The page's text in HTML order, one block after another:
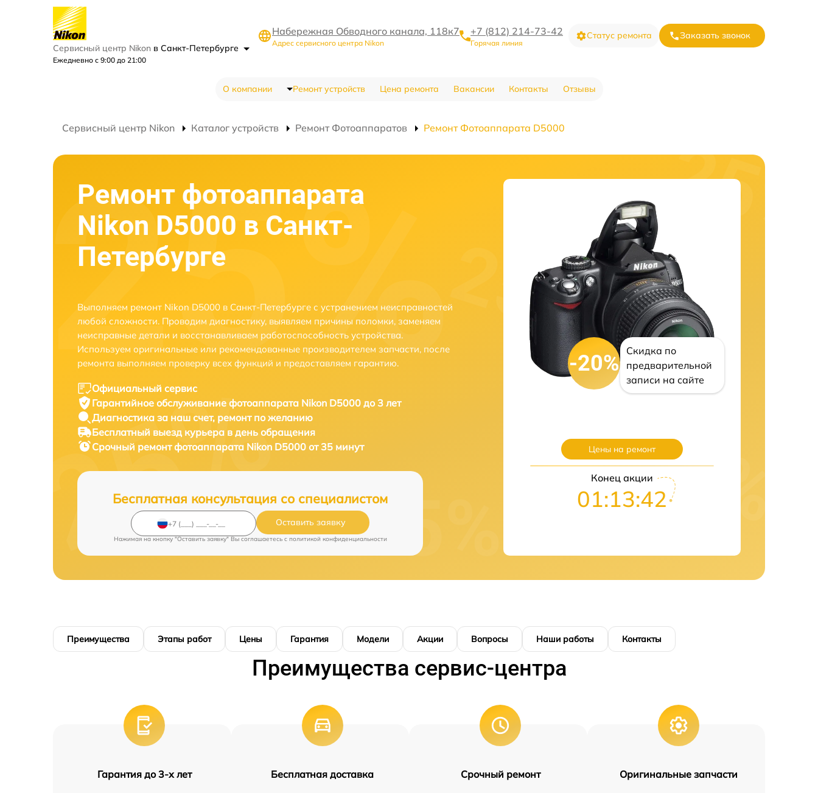
Сервисный центр Nikon в Санкт-Петербурге
Ежедневно с 9:00 до 21:00
Набережная Обводного канала, 118к7
Адрес сервисного центра Nikon
+7 (812) 214-73-42
Горячая линия
Статус ремонта Заказать звонок
О компании Ремонт устройств Цена ремонта Вакансии Контакты Отзывы
Сервисный центр Nikon Каталог устройств Ремонт Фотоаппаратов Ремонт Фотоаппарата D5000
Ремонт фотоаппарата
Nikon D5000 в Санкт-
Петербурге
Выполняем ремонт Nikon D5000 в Санкт-Петербурге с устранением неисправностей
любой сложности. Проводим диагностику, выявляем причины поломки, заменяем
неисправные детали и восстанавливаем работоспособность устройства.
Используем оригинальные или рекомендованные производителем запчасти, после
ремонта выполняем проверку всех функций и предоставляем гарантию.
Официальный сервис
Гарантийное обслуживание фотоаппарата Nikon D5000 до 3 лет
Диагностика за наш счет, ремонт по желанию
Бесплатный выезд курьера в день обращения
Срочный ремонтфотоаппарата Nikon D5000 от 35 минут
Бесплатная консультация со специалистом
Оставить заявку
Нажимая на кнопку "Оставить заявку" Вы соглашаетесь c политикой конфиденциальности
-20%
Скидка по
предварительной
записи на сайте
Цены на ремонт
Конец акции
01:13:41
Преимущества Этапы работ Цены Гарантия Модели Акции Вопросы Наши работы Контакты
Преимущества сервис-центра
Гарантия до 3-х лет Бесплатная доставка Срочный ремонт Оригинальные запчасти